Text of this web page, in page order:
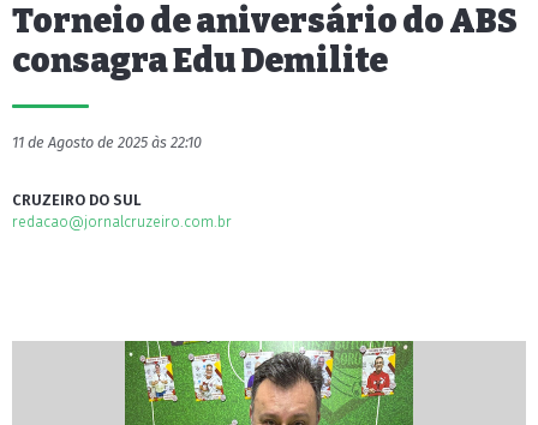
Torneio de aniversário do ABS
consagra Edu Demilite
11 de Agosto de 2025 às 22:10
CRUZEIRO DO SUL
redacao@jornalcruzeiro.com.br